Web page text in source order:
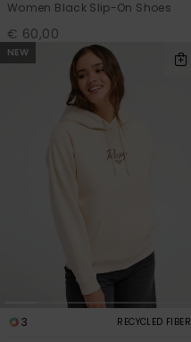
Women Black Slip-On Shoes
€ 60,00
NEW
3 RECYCLED FIBER